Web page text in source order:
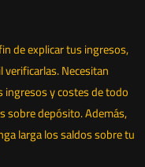
de explicar tus ingresos,
Necesitan
ingresos y costes de todo
sobre depósito. Además,
larga los saldos sobre tu